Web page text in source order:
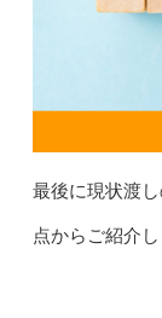
最後に現状渡
点からご紹介し